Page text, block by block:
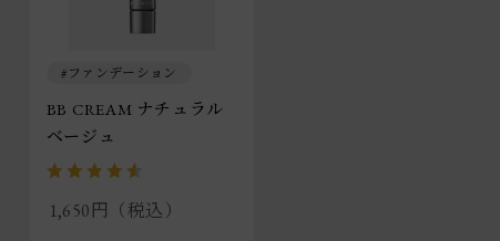
ファンデーション
BB CREAM ナチュラル
ベージュ
1,650円（税込）